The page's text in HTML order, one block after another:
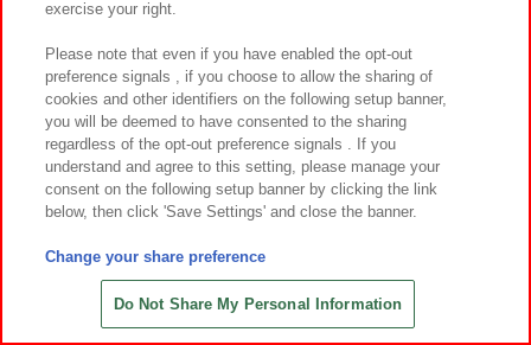
ミッフィー 特大サイズぬいぐる
み カラフルフルーツver.
在庫 ○
exercise your right.
Please note that even if you have enabled the opt-out
preference signals , if you choose to allow the sharing of
cookies and other identifiers on the following setup banner,
you will be deemed to have consented to the sharing
regardless of the opt-out preference signals . If you
understand and agree to this setting, please manage your
consent on the following setup banner by clicking the link
below, then click 'Save Settings' and close the banner.
Change your share preference
Do Not Share My Personal Information